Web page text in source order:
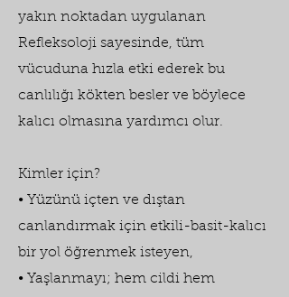
yakın noktadan uygulanan
Refleksoloji sayesinde, tüm
vücuduna hızla etki ederek bu
canlılığı kökten besler ve böylece
kalıcı olmasına yardımcı olur.
Kimler için?
• Yüzünü içten ve dıştan
canlandırmak için etkili-basit-kalıcı
bir yol öğrenmek isteyen,
• Yaşlanmayı; hem cildi hem